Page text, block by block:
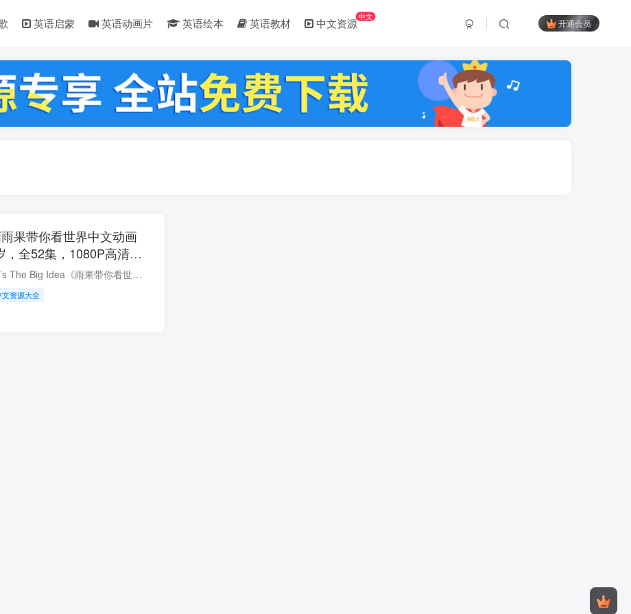
英语启蒙 英语动画片 英语绘本 英语教材 中文资源中文
开通会员
果带你看世界中文动画
，全52集，1080P高清视
下载
资源简介： What’s The Big Idea《雨果带你看世界》是BBC儿童频道第一部关于学龄前哲学的动画节目。 自2012年在BBC首播，已播出52集，每集5分钟，适合3-8岁的小朋友观看。 对的，您没看错！把...
文资源大全